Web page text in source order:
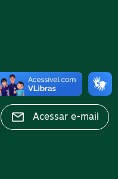
E-mail ITE
Acessar e-mail